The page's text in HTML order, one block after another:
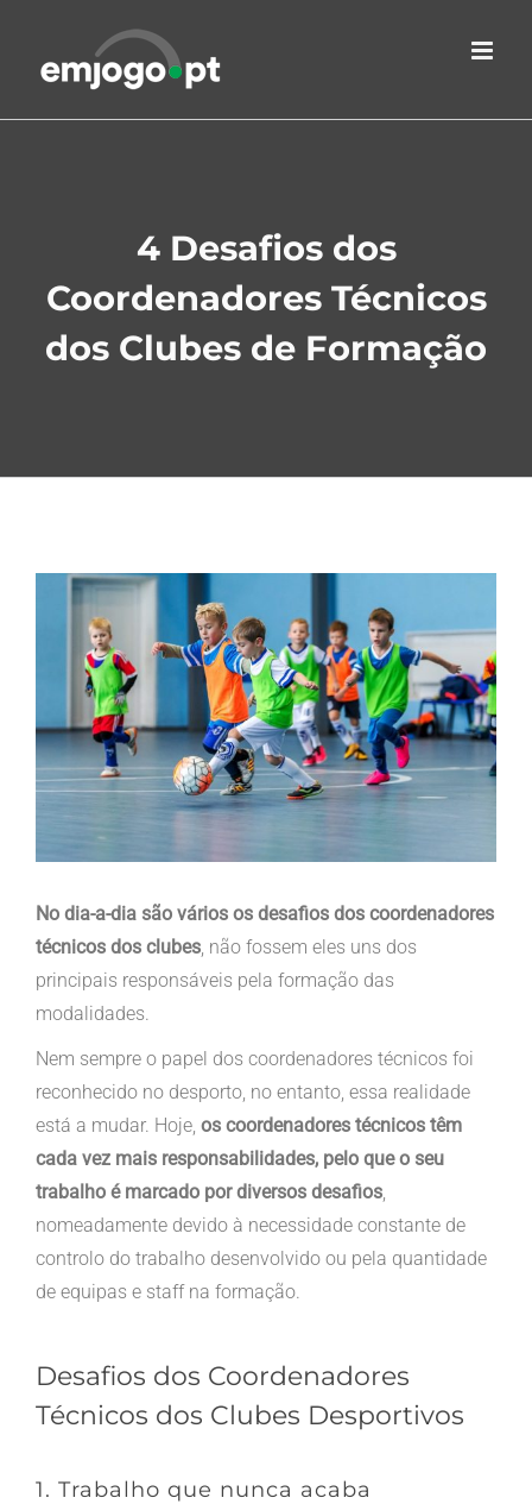
content
4 Desafios dos
Coordenadores Técnicos
dos Clubes de Formação
View
Image
No dia-a-dia são vários os desafios dos coordenadores
técnicos dos clubes, não fossem eles uns dos
principais responsáveis pela formação das
modalidades.
Nem sempre o papel dos coordenadores técnicos foi
reconhecido no desporto, no entanto, essa realidade
está a mudar. Hoje, os coordenadores técnicos têm
cada vez mais responsabilidades, pelo que o seu
trabalho é marcado por diversos desafios,
nomeadamente devido à necessidade constante de
controlo do trabalho desenvolvido ou pela quantidade
de equipas e staff na formação.
Desafios dos Coordenadores
Técnicos dos Clubes Desportivos
1. Trabalho que nunca acaba